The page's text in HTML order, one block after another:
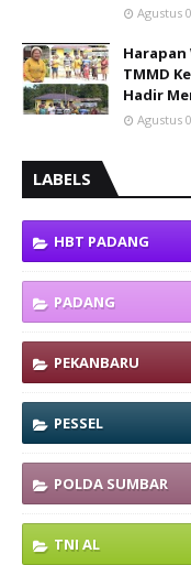
Agustus
TMMD
Hadir
Agustus
LABELS
HBT PADANG
PADANG
PEKANBARU
PESSEL
POLDA SUMBAR
TNI AL